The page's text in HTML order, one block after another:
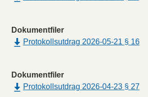
Dokumentfiler
Protokollsutdrag 2026-05-21 § 16
Dokumentfiler
Protokollsutdrag 2026-04-23 § 27